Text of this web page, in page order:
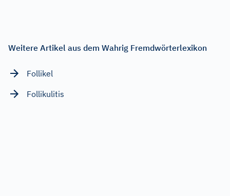
Weitere Artikel aus dem Wahrig Fremdwörterlexikon
Follikel
Follikulitis